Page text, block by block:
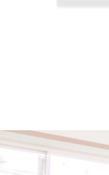
ペ
ー